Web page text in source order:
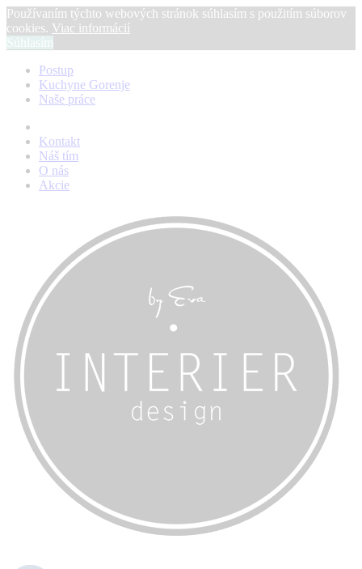
Používaním týchto webových stránok súhlasím s použitím súborov
cookies. Viac informácií
Súhlasím
Postup
Kuchyne Gorenje
Naše práce
Kontakt
Náš tím
O nás
Akcie